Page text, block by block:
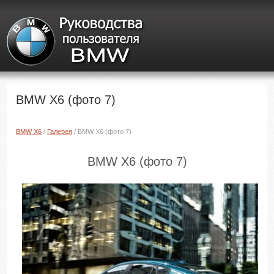
BMW X6 (фото 7)
BMW X6 / Галерея / BMW X6 (фото 7)
BMW X6 (фото 7)